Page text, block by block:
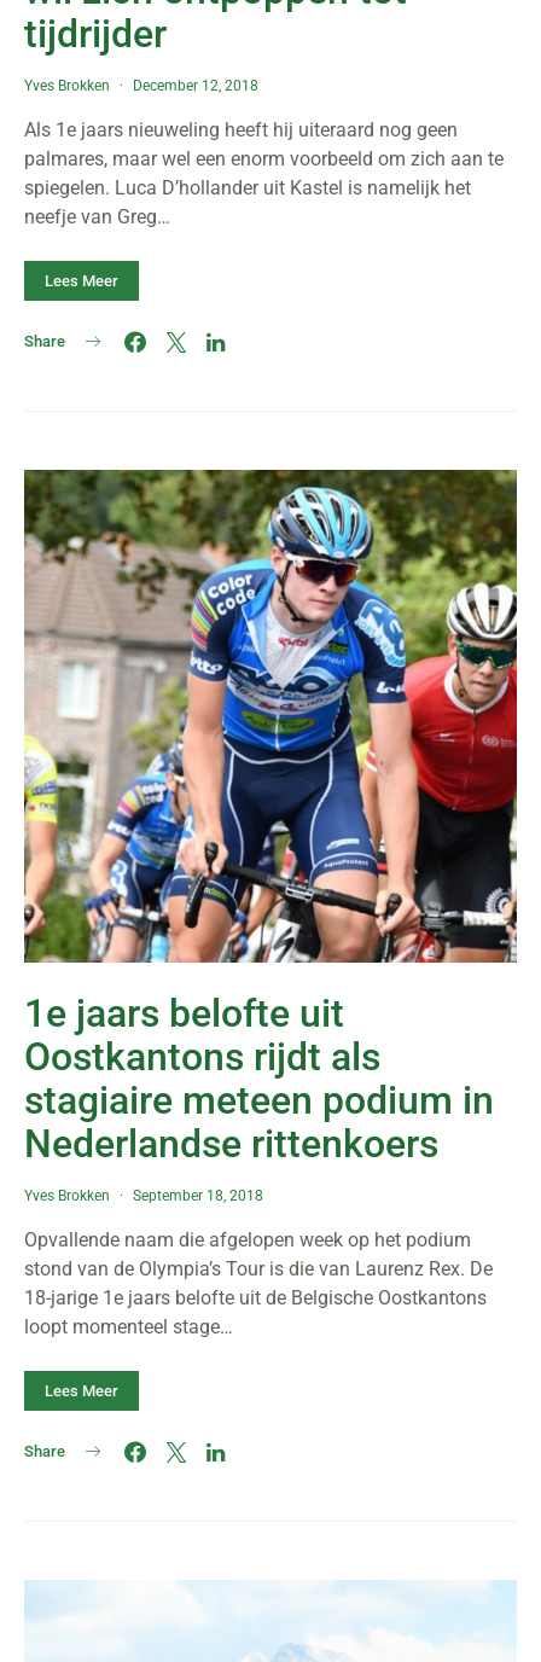
tijdrijder
Yves Brokken December 12, 2018
Als 1e jaars nieuweling heeft hij uiteraard nog geen
palmares, maar wel een enorm voorbeeld om zich aan te
spiegelen. Luca D’hollander uit Kastel is namelijk het
neefje van Greg…
Lees Meer
Share
1e jaars belofte uit
Oostkantons rijdt als
stagiaire meteen podium in
Nederlandse rittenkoers
Yves Brokken September 18, 2018
Opvallende naam die afgelopen week op het podium
stond van de Olympia’s Tour is die van Laurenz Rex. De
18-jarige 1e jaars belofte uit de Belgische Oostkantons
loopt momenteel stage…
Lees Meer
Share